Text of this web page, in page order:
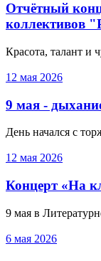
Отчётный
коллективов
Красота, талант и
12 мая 2026
9 мая -
День начался с
12 мая 2026
Концерт «На
9 мая в
6 мая 2026